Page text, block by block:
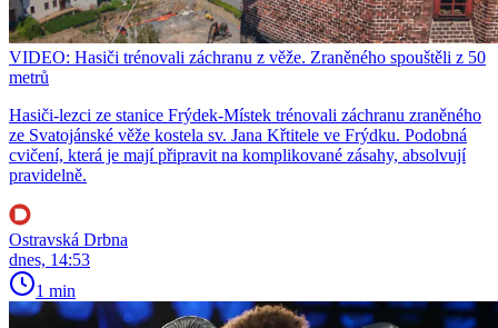
VIDEO: Hasiči trénovali záchranu z věže. Zraněného spouštěli z 50
metrů
Hasiči-lezci ze stanice Frýdek-Místek trénovali záchranu zraněného
ze Svatojánské věže kostela sv. Jana Křtitele ve Frýdku. Podobná
cvičení, která je mají připravit na komplikované zásahy, absolvují
pravidelně.
Ostravská Drbna
dnes, 14:53
1 min